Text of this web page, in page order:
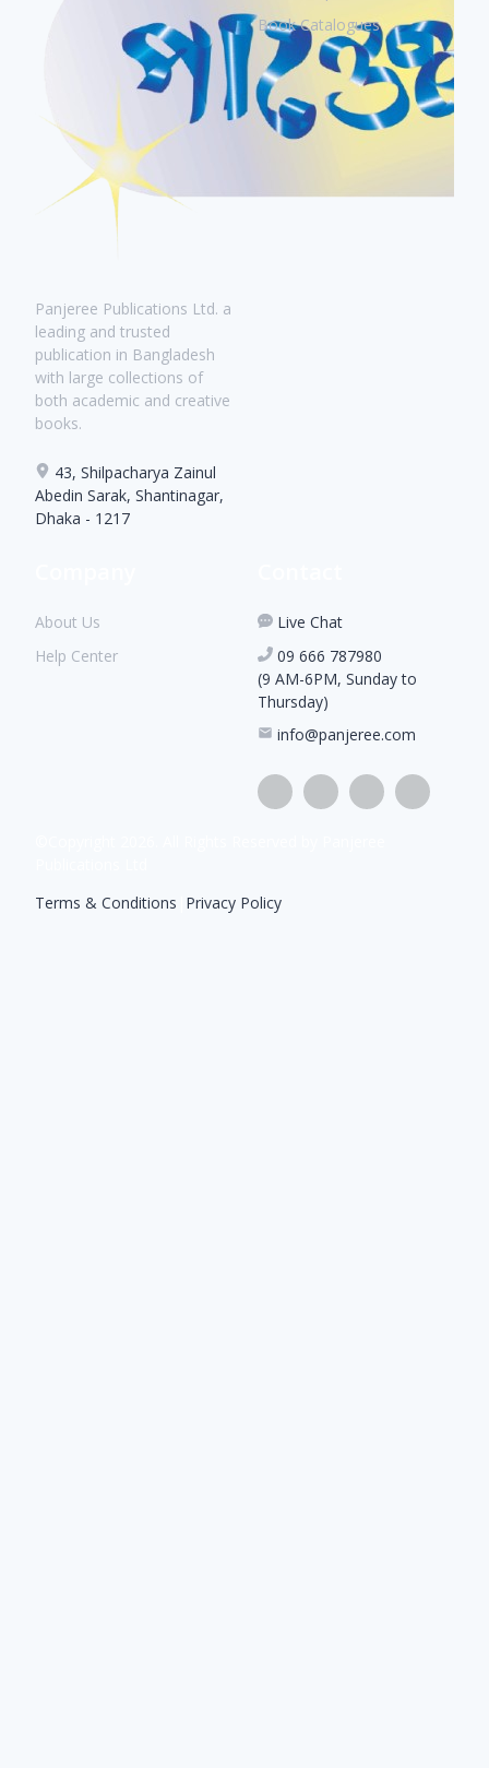
Panjeree Publications Ltd. a
leading and trusted
publication in Bangladesh
with large collections of
both academic and creative
books.
43, Shilpacharya Zainul
Abedin Sarak, Shantinagar,
Dhaka - 1217
Book Catalogues
About Us
Help Center
Live Chat
09 666 787980
(9 AM-6PM, Sunday to
Thursday)
info@panjeree.com
Terms & Conditions Privacy Policy